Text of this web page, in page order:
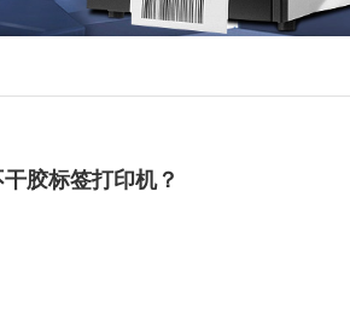
胶标签打印机？